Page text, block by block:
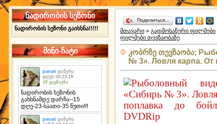
ნადირობის სეზონი
ნადირობის სეზონი გაიხსნა!!!!!
მინი-ჩატი
Поделиться…
მთავარი » გადმოსაწერი ფილმები
ფილმები თევზაობაზე
კობრზე თევზაობა;
№ 3». Ловля карпа. От